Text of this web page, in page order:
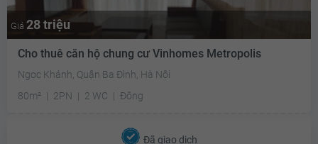
Giá 28 triệu
Cho thuê căn hộ chung cư Vinhomes Metropolis
Ngọc Khánh, Quận Ba Đình, Hà Nội
80m²
2PN 2 WC Đông
Đã giao dịch